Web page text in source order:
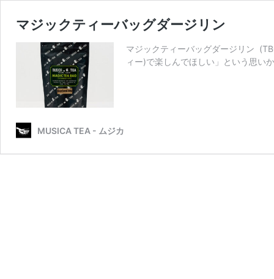
マジックティーバッグダージリン
マジックティーバッグダージリン
ィー)で楽しんでほしい」という思
MUSICA TEA - ムジカ